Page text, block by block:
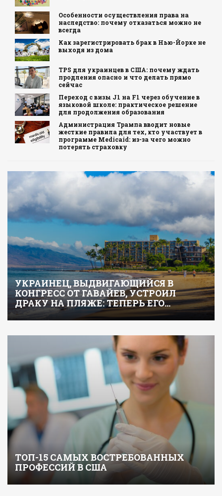
Особенности осуществления права на
наследство: почему отказаться можно не
всегда
Как зарегистрировать брак в Нью-Йорке не
выходя из дома
TPS для украинцев в США: почему ждать
продления опасно и что делать прямо
сейчас
Переход с визы J1 на F1 через обучение в
языковой школе: практическое решение
для продолжения образования
Администрация Трампа вводит новые
жесткие правила для тех, кто участвует в
программе Medicaid: из-за чего можно
потерять страховку
УКРАИНЕЦ, ВЫДВИГАЮЩИЙСЯ В
КОНГРЕСС ОТ ГАВАЙЕВ, УСТРОИЛ
ДРАКУ НА ПЛЯЖЕ: ТЕПЕРЬ ЕГО…
ТОП-15 САМЫХ ВОСТРЕБОВАННЫХ
ПРОФЕССИЙ В США